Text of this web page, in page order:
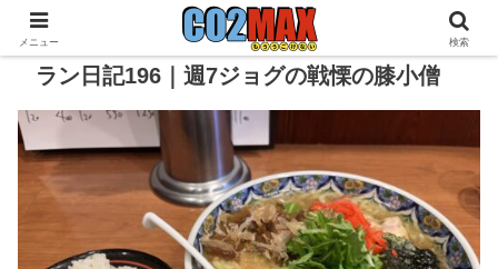
ラン日記196｜週7ジョグの戦慄の膝小僧
メニュー 検索